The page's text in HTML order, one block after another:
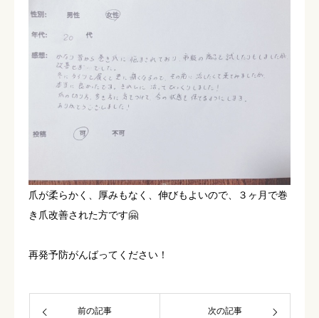
爪が柔らかく、厚みもなく、伸びもよいので、３ヶ月で巻
き爪改善された方です🤗
再発予防がんばってください！
前の記事 次の記事